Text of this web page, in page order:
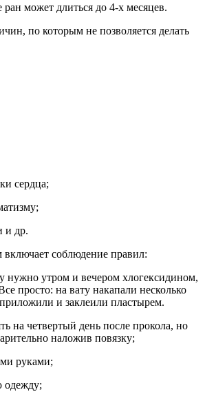
может длиться до 4-х месяцев.
по которым не позволяется делать
сердца;
и др.
включает соблюдение правил:
нужно утром и вечером хлогексидином,
просто: на вату накапали несколько
приложили и заклеили пластырем.
на четвертый день после прокола, но
наложив повязку;
руками;
одежду;